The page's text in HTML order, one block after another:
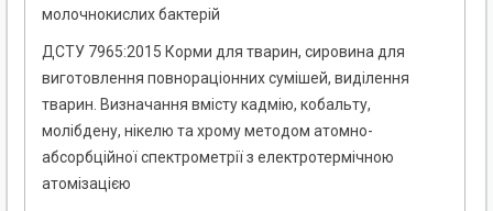
молочнокислих бактерій
ДСТУ 7965:2015 Корми для тварин, сировина для
виготовлення повнораціонних сумішей, виділення
тварин. Визначання вмісту кадмію, кобальту,
молібдену, нікелю та хрому методом атомно-
абсорбційної спектрометрії з електротермічною
атомізацією